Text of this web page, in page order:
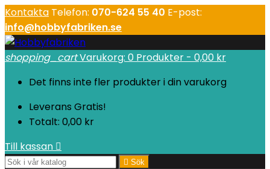
Kontakta Telefon: 070-624 55 40 E-post:
info@hobbyfabriken.se
shopping_cartVarukorg: 0 Produkter - 0,00 kr
Det finns inte fler produkter i din varukorg
Leverans Gratis!
Totalt: 0,00 kr
Till kassan 
 Sök